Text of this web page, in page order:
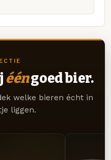
ééngoed bier.
welke bieren écht in
liggen.